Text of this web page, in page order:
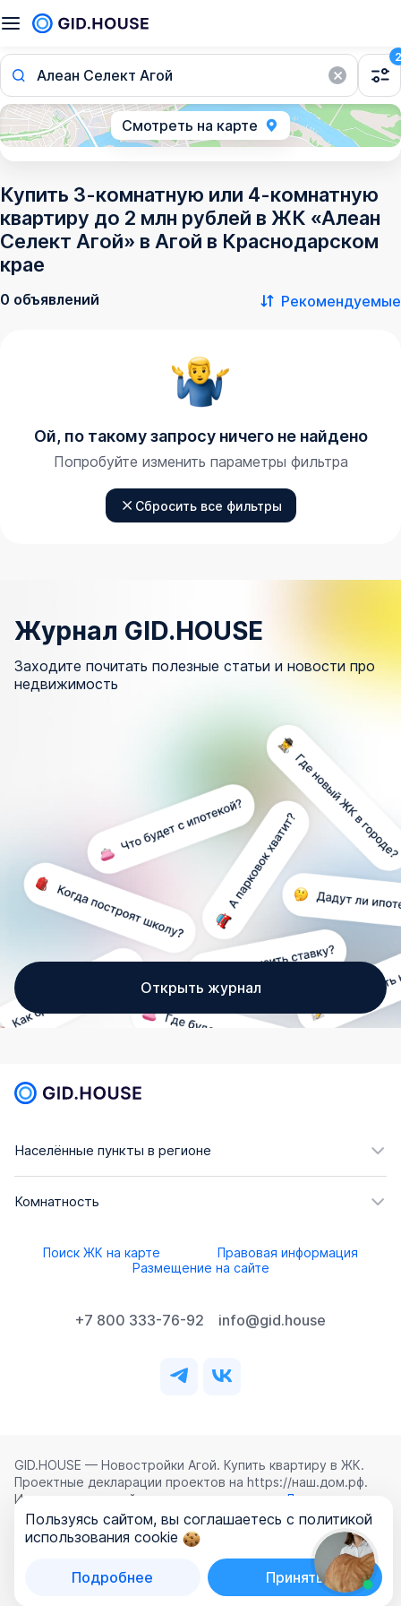
Алеан Селект Агой
2
Смотреть на карте
Купить 3-комнатную или 4-комнатную
квартиру до 2 млн рублей в ЖК «Алеан
Селект Агой» в Агой в Краснодарском
крае
0 объявлений Рекомендуемые
Ой, по такому запросу ничего не найдено
Попробуйте изменить параметры фильтра
Сбросить все фильтры
Журнал GID.HOUSE
Заходите почитать полезные статьи и новости про
недвижимость
Открыть журнал
Населённые пункты в регионе
Комнатность
Поиск ЖК на карте
Правовая информация
Размещение на сайте
+7 800 333-76-92 info@gid.house
GID.HOUSE — Новостройки Агой. Купить квартиру в ЖК.
Проектные декларации проектов на https://наш.дом.рф.
Использование сайта означает согласие с
Лицензионным
соглашением ,Политикой конфиденциальностии
Политикой обработки персональных данных
ООО «ГИД.ХАУЗ»
Пользуясь сайтом, вы соглашаетесь с политикой
использования cookie
Подробнее Принять